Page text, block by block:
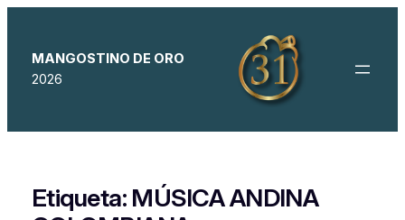
MANGOSTINO DE ORO
2026
Etiqueta: MÚSICA ANDINA